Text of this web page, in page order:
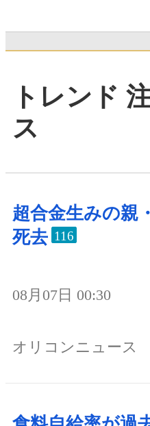
トレンド
ス
超合金生みの親
死去 116
08月07日 00:30
オリコンニュース